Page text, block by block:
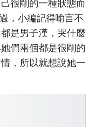
很剛的一種狀態而
，小編記得喻言不
是男子漢，哭什麼
們兩個都是很剛的
，所以就想說她一